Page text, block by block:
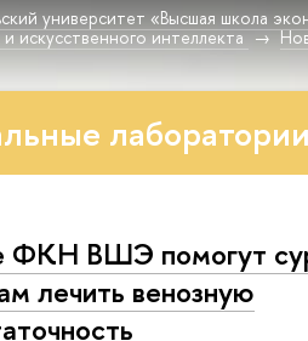
университет «Высшая школа
искусственного интеллекта
ФКН ВШЭ помогут
лечить венозную